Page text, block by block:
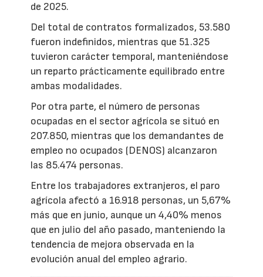
de 2025.
Del total de contratos formalizados, 53.580
fueron indefinidos, mientras que 51.325
tuvieron carácter temporal, manteniéndose
un reparto prácticamente equilibrado entre
ambas modalidades.
Por otra parte, el número de personas
ocupadas en el sector agrícola se situó en
207.850, mientras que los demandantes de
empleo no ocupados (DENOS) alcanzaron
las 85.474 personas.
Entre los trabajadores extranjeros, el paro
agrícola afectó a 16.918 personas, un 5,67%
más que en junio, aunque un 4,40% menos
que en julio del año pasado, manteniendo la
tendencia de mejora observada en la
evolución anual del empleo agrario.